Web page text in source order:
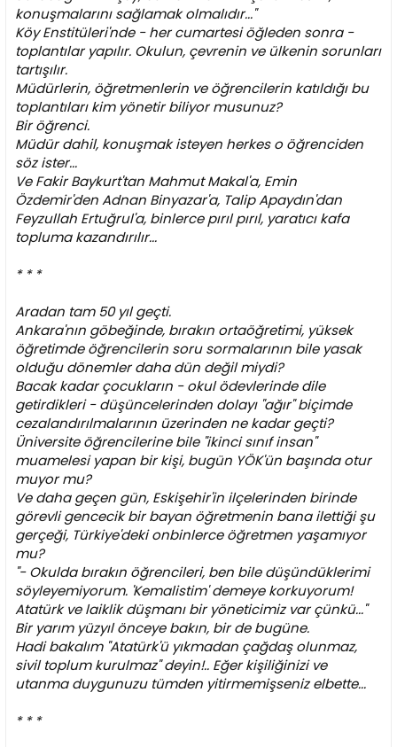
konuşmalarını sağlamak olmalıdır..."
Köy Enstitüleri'nde - her cumartesi öğleden sonra -
toplantılar yapılır. Okulun, çevrenin ve ülkenin sorunları
tartışılır.
Müdürlerin, öğretmenlerin ve öğrencilerin katıldığı bu
toplantıları kim yönetir biliyor musunuz?
Bir öğrenci.
Müdür dahil, konuşmak isteyen herkes o öğrenciden
söz ister...
Ve Fakir Baykurt'tan Mahmut Makal'a, Emin
Özdemir'den Adnan Binyazar'a, Talip Apaydın'dan
Feyzullah Ertuğrul'a, binlerce pırıl pırıl, yaratıcı kafa
topluma kazandırılır...
* * *
Aradan tam 50 yıl geçti.
Ankara'nın göbeğinde, bırakın ortaöğretimi, yüksek
öğretimde öğrencilerin soru sormalarının bile yasak
olduğu dönemler daha dün değil miydi?
Bacak kadar çocukların - okul ödevlerinde dile
getirdikleri - düşüncelerinden dolayı "ağır" biçimde
cezalandırılmalarının üzerinden ne kadar geçti?
Üniversite öğrencilerine bile "ikinci sınıf insan"
muamelesi yapan bir kişi, bugün YÖK'ün başında otur
muyor mu?
Ve daha geçen gün, Eskişehir'in ilçelerinden birinde
görevli gencecik bir bayan öğretmenin bana ilettiği şu
gerçeği, Türkiye'deki onbinlerce öğretmen yaşamıyor
mu?
"- Okulda bırakın öğrencileri, ben bile düşündüklerimi
söyleyemiyorum. 'Kemalistim' demeye korkuyorum!
Atatürk ve laiklik düşmanı bir yöneticimiz var çünkü..."
Bir yarım yüzyıl önceye bakın, bir de bugüne.
Hadi bakalım "Atatürk'ü yıkmadan çağdaş olunmaz,
sivil toplum kurulmaz" deyin!.. Eğer kişiliğinizi ve
utanma duygunuzu tümden yitirmemişseniz elbette...
* * *